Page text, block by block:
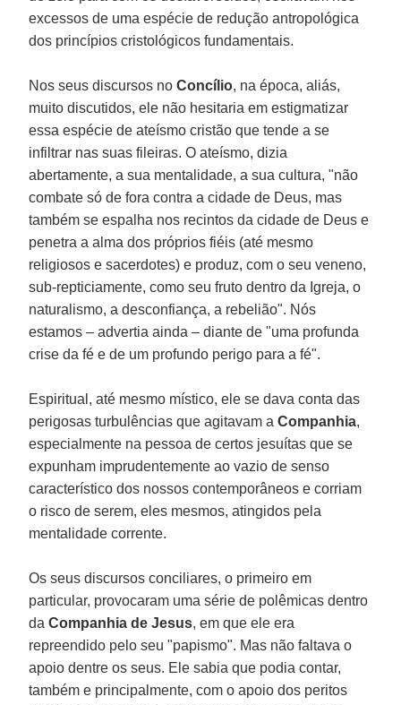
excessos de uma espécie de redução antropológica
dos princípios cristológicos fundamentais.
Nos seus discursos noConcílio, na época, aliás,
muito discutidos, ele não hesitaria em estigmatizar
essa espécie de ateísmo cristão que tende a se
infiltrar nas suas fileiras. O ateísmo, dizia
abertamente, a sua mentalidade, a sua cultura, "não
combate só de fora contra a cidade de Deus, mas
também se espalha nos recintos da cidade de Deus e
penetra a alma dos próprios fiéis (até mesmo
religiosos e sacerdotes) e produz, com o seu veneno,
sub-repticiamente, como seu fruto dentro da Igreja, o
naturalismo, a desconfiança, a rebelião". Nós
estamos – advertia ainda – diante de "uma profunda
crise da fé e de um profundo perigo para a fé".
Espiritual, até mesmo místico, ele se dava conta das
perigosas turbulências que agitavam aCompanhia,
especialmente na pessoa de certos jesuítas que se
expunham imprudentemente ao vazio de senso
característico dos nossos contemporâneos e corriam
o risco de serem, eles mesmos, atingidos pela
mentalidade corrente.
Os seus discursos conciliares, o primeiro em
particular, provocaram uma série de polêmicas dentro
daCompanhia de Jesus, em que ele era
repreendido pelo seu "papismo". Mas não faltava o
apoio dentre os seus. Ele sabia que podia contar,
também e principalmente, com o apoio dos peritos